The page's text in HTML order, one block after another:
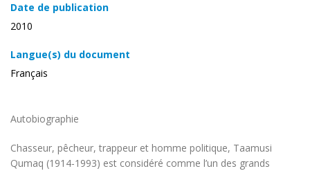
Date de publication
2010
Langue(s) du document
Français
Autobiographie
Chasseur, pêcheur, trappeur et homme politique, Taamusi
Qumaq (1914-1993) est considéré comme l’un des grands